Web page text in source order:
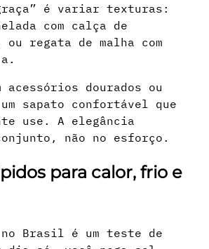
é variar texturas:
com calça de
regata de malha com
acessórios dourados ou
sapato confortável que
use. A elegância
não no esforço.
para calor, frio e
Brasil é um teste de